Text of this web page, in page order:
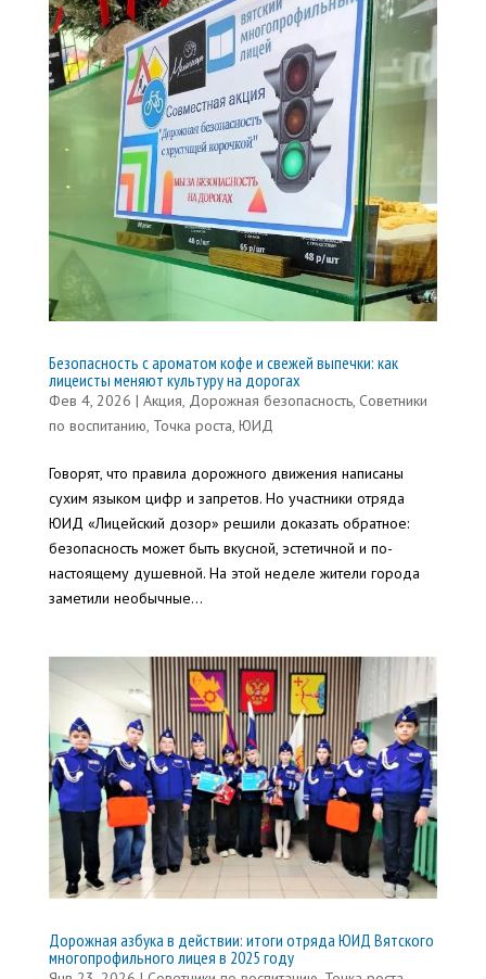
Безопасность с ароматом кофе и свежей выпечки: как
лицеисты меняют культуру на дорогах
Фев 4, 2026 | Акция, Дорожная безопасность, Советники
по воспитанию, Точка роста, ЮИД
Говорят, что правила дорожного движения написаны
сухим языком цифр и запретов. Но участники отряда
ЮИД «Лицейский дозор» решили доказать обратное:
безопасность может быть вкусной, эстетичной и по-
настоящему душевной. На этой неделе жители города
заметили необычные...
Дорожная азбука в действии: итоги отряда ЮИД Вятского
многопрофильного лицея в 2025 году